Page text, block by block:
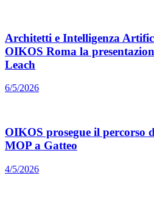
Architetti e Intelligenza
OIKOS Roma la
Leach
6/5/2026
OIKOS prosegue il percorso
MOP a Gatteo
4/5/2026